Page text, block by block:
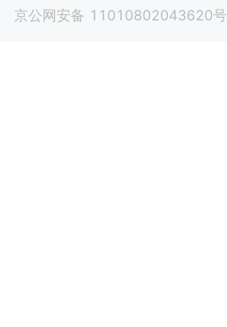
京公网安备 11010802043620号